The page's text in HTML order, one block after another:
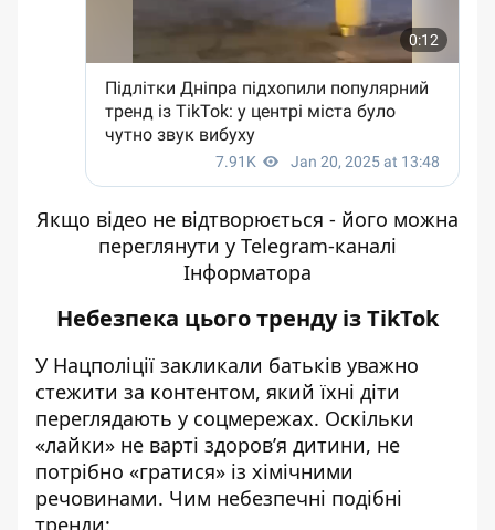
Якщо відео не відтворюється - його можна
переглянути у Telegram-каналі
Інформатора
Небезпека цього тренду із TikTok
У Нацполіції закликали батьків уважно
стежити за контентом, який їхні діти
переглядають у соцмережах. Оскільки
«лайки» не варті здоров’я дитини, не
потрібно «гратися» із хімічними
речовинами. Чим небезпечні подібні
тренди: